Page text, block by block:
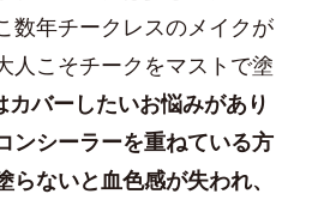
数年チークレスのメイクが
人こそチークをマストで塗
カバーしたいお悩みがあり
ンシーラーを重ねている方
らないと血色感が失われ、